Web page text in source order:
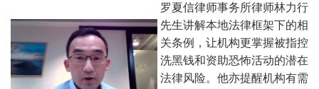
罗夏信律师事务所律师林力行
先生讲解本地法律框架下的相
关条例，让机构更掌握被指控
洗黑钱和资助恐怖活动的潜在
法律风险。他亦提醒机构有需